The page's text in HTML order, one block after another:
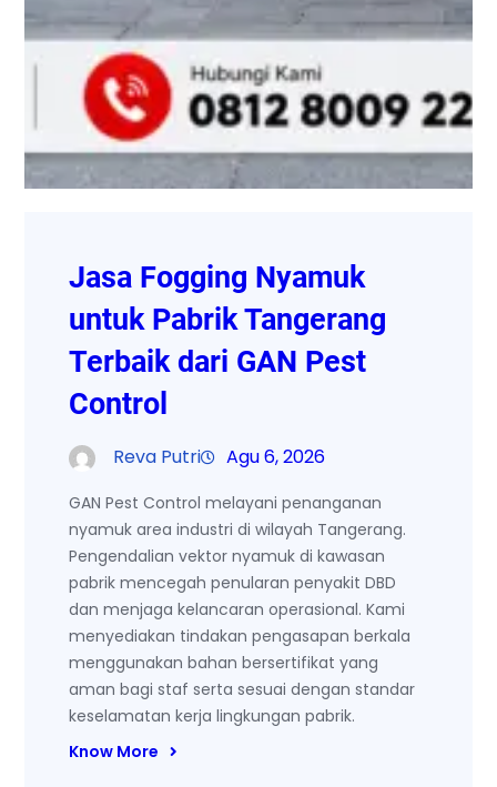
Jasa Fogging Nyamuk
untuk Pabrik Tangerang
Terbaik dari GAN Pest
Control
Reva Putri Agu 6, 2026
GAN Pest Control melayani penanganan
nyamuk area industri di wilayah Tangerang.
Pengendalian vektor nyamuk di kawasan
pabrik mencegah penularan penyakit DBD
dan menjaga kelancaran operasional. Kami
menyediakan tindakan pengasapan berkala
menggunakan bahan bersertifikat yang
aman bagi staf serta sesuai dengan standar
keselamatan kerja lingkungan pabrik.
Know More